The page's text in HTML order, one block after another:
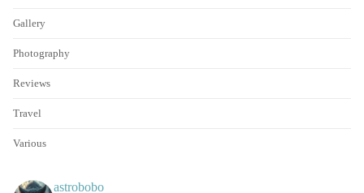
Gallery
Photography
Reviews
Travel
Various
astrobobo